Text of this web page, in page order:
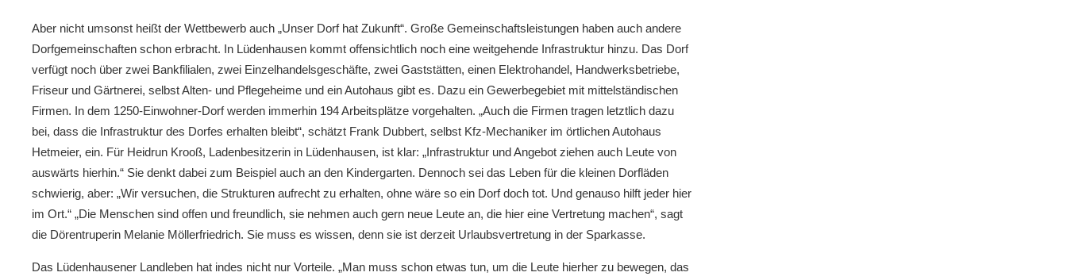
Aber nicht umsonst heißt der Wettbewerb auch „Unser Dorf hat Zukunft“. Große Gemeinschaftsleistungen haben auch andere
Dorfgemeinschaften schon erbracht. In Lüdenhausen kommt offensichtlich noch eine weitgehende Infrastruktur hinzu. Das Dorf
verfügt noch über zwei Bankfilialen, zwei Einzelhandelsgeschäfte, zwei Gaststätten, einen Elektrohandel, Handwerksbetriebe,
Friseur und Gärtnerei, selbst Alten- und Pflegeheime und ein Autohaus gibt es. Dazu ein Gewerbegebiet mit mittelständischen
Firmen. In dem 1250-Einwohner-Dorf werden immerhin 194 Arbeitsplätze vorgehalten. „Auch die Firmen tragen letztlich dazu
bei, dass die Infrastruktur des Dorfes erhalten bleibt“, schätzt Frank Dubbert, selbst Kfz-Mechaniker im örtlichen Autohaus
Hetmeier, ein. Für Heidrun Krooß, Ladenbesitzerin in Lüdenhausen, ist klar: „Infrastruktur und Angebot ziehen auch Leute von
auswärts hierhin.“ Sie denkt dabei zum Beispiel auch an den Kindergarten. Dennoch sei das Leben für die kleinen Dorfläden
schwierig, aber: „Wir versuchen, die Strukturen aufrecht zu erhalten, ohne wäre so ein Dorf doch tot. Und genauso hilft jeder hier
im Ort.“ „Die Menschen sind offen und freundlich, sie nehmen auch gern neue Leute an, die hier eine Vertretung machen“, sagt
die Dörentruperin Melanie Möllerfriedrich. Sie muss es wissen, denn sie ist derzeit Urlaubsvertretung in der Sparkasse.
Das Lüdenhausener Landleben hat indes nicht nur Vorteile. „Man muss schon etwas tun, um die Leute hierher zu bewegen, das